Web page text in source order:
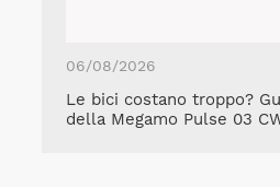
06/08/2026
Le bici costano troppo?
della Megamo Pulse 03